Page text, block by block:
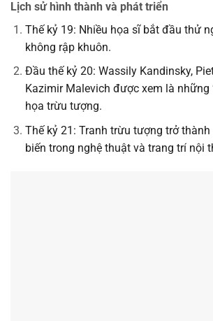
Lịch sử hình thành và phát triển
Thế kỷ 19: Nhiều họa sĩ bắt đầu thử
không rập khuôn.
Đầu thế kỷ 20: Wassily Kandinsky,
Kazimir Malevich được xem là những
họa trừu tượng.
Thế kỷ 21: Tranh trừu tượng trở
biến trong nghệ thuật và trang trí nội